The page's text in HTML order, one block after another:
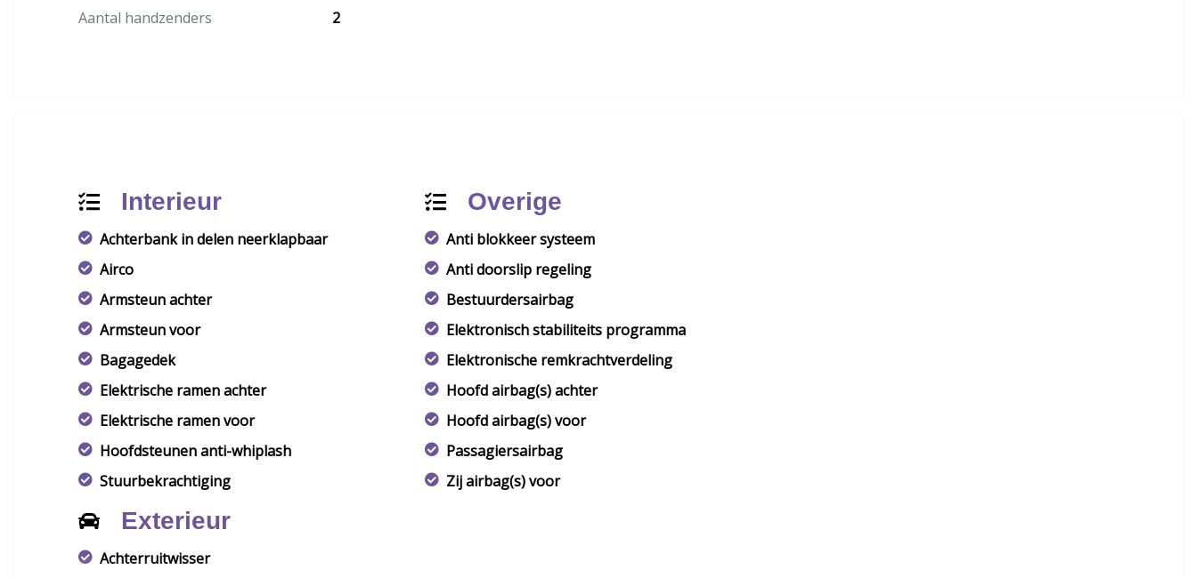
Aantal handzenders
2
Interieur
Achterbank in delen neerklapbaar
Airco
Armsteun achter
Armsteun voor
Bagagedek
Elektrische ramen achter
Elektrische ramen voor
Hoofdsteunen anti-whiplash
Stuurbekrachtiging
Overige
Anti blokkeer systeem
Anti doorslip regeling
Bestuurdersairbag
Elektronisch stabiliteits programma
Elektronische remkrachtverdeling
Hoofd airbag(s) achter
Hoofd airbag(s) voor
Passagiersairbag
Zij airbag(s) voor
Exterieur
Achterruitwisser